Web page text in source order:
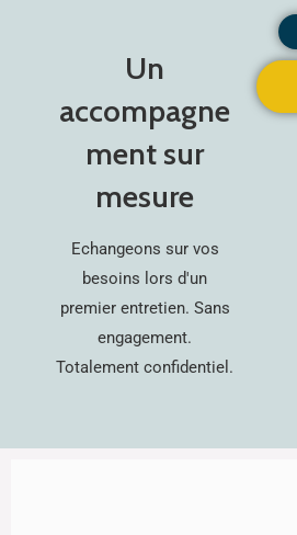
Un
accompagne
ment sur
mesure
Echangeons sur vos
besoins lors d'un
premier entretien. Sans
engagement.
Totalement confidentiel.